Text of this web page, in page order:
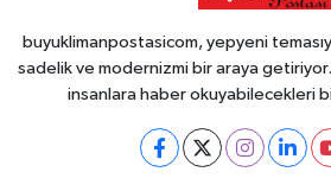
buyuklimanpostasicom, yepyeni
sadelik ve modernizmi bir araya
insanlara haber okuyabilecekleri